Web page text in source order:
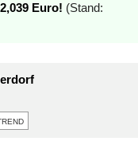
Euro! (Stand: